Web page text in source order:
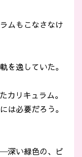
ムもこなさなけ
を逸していた。
カリキュラム。
は必要だろう。
深い緑色の、ピ